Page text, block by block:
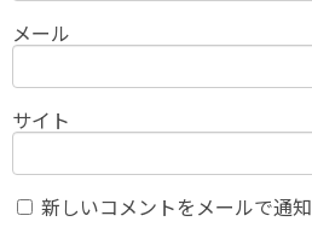
メール
サイト
新しいコメントをメールで通知